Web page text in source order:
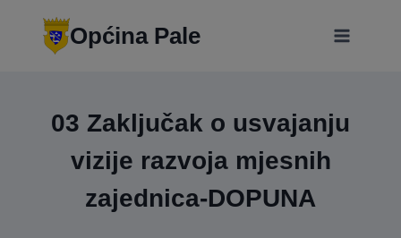
Općina Pale
03 Zaključak o usvajanju
vizije razvoja mjesnih
zajednica-DOPUNA